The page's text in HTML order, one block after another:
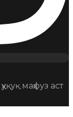
маҳфуз аст